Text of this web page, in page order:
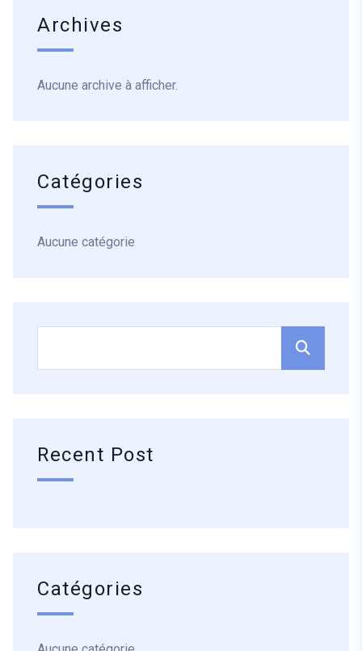
Archives
Aucune archive à afficher.
Catégories
Aucune catégorie
Recent Post
Catégories